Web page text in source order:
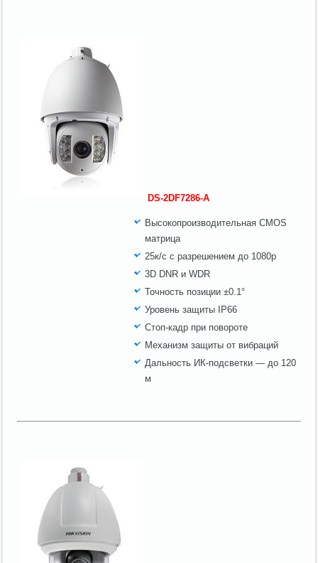
DS-2DF7286-A
Высокопроизводительная CMOS
матрица
25к/с с разрешением до 1080р
3D DNR и WDR
Точность позиции ±0.1°
Уровень защиты IP66
Стоп-кадр при повороте
Механизм защиты от вибраций
Дальность ИК-подсветки — до 120
м